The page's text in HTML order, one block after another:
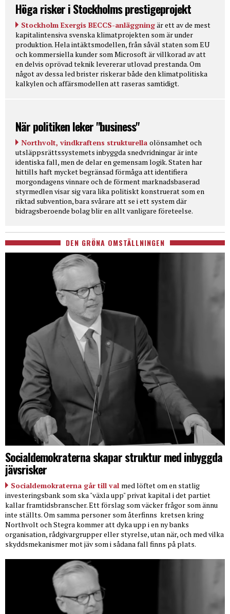
Höga risker i Stockholms prestigeprojekt
Stockholm Exergis BECCS-anläggningär ett av de mest
kapitalintensiva svenska klimatprojekten som är under
produktion. Hela intäktsmodellen, från såväl staten som EU
och kommersiella kunder som Microsoft är villkorad av att
en delvis oprövad teknik levererar utlovad prestanda. Om
något av dessa led brister riskerar både den klimatpolitiska
kalkylen och affärsmodellen att raseras samtidigt.
När politiken leker "business"
Northvolt, vindkraftens strukturella olönsamhet och
utsläppsrättssystemets inbyggda snedvridningar är inte
identiska fall, men de delar en gemensam logik. Staten har
hittills haft mycket begränsad förmåga att identifiera
morgondagens vinnare och de förment marknadsbaserad
styrmedlen visar sig vara lika politiskt konstruerat som en
riktad subvention, bara svårare att se i ett system där
bidragsberoende bolag blir en allt vanligare företeelse.
DEN GRÖNA OMSTÄLLNINGEN
Socialdemokraterna skapar struktur med inbyggda
jävsrisker
Socialdemokraterna går till val med löftet om en statlig
investeringsbank som ska "växla upp" privat kapital i det partiet
kallar framtidsbranscher. Ett förslag som väcker frågor som ännu
inte ställts. Om samma personer som återfinns kretsen kring
Northvolt och Stegra kommer att dyka upp i en ny banks
organisation, rådgivargrupper eller styrelse, utan när, och med vilka
skyddsmekanismer mot jäv som i sådana fall finns på plats.